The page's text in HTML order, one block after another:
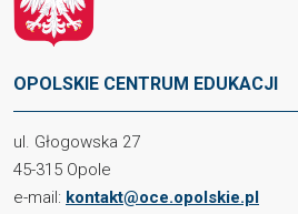
OPOLSKIE CENTRUM EDUKACJI
ul. Głogowska 27
45-315 Opole
e-mail: kontakt@oce.opolskie.pl